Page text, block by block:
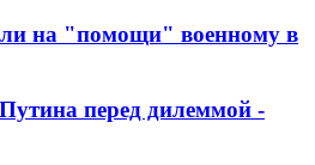
на "помощи" военному в
перед дилеммой -